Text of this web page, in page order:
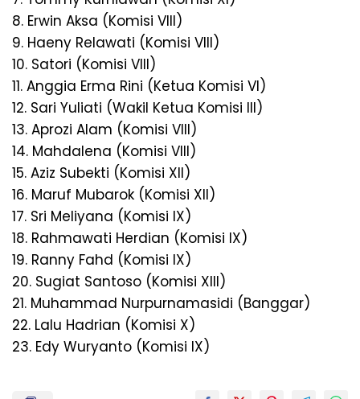
8. Erwin Aksa (Komisi VIII)
9. Haeny Relawati (Komisi VIII)
10. Satori (Komisi VIII)
11. Anggia Erma Rini (Ketua Komisi VI)
12. Sari Yuliati (Wakil Ketua Komisi III)
13. Aprozi Alam (Komisi VIII)
14. Mahdalena (Komisi VIII)
15. Aziz Subekti (Komisi XII)
16. Maruf Mubarok (Komisi XII)
17. Sri Meliyana (Komisi IX)
18. Rahmawati Herdian (Komisi IX)
19. Ranny Fahd (Komisi IX)
20. Sugiat Santoso (Komisi XIII)
21. Muhammad Nurpurnamasidi (Banggar)
22. Lalu Hadrian (Komisi X)
23. Edy Wuryanto (Komisi IX)